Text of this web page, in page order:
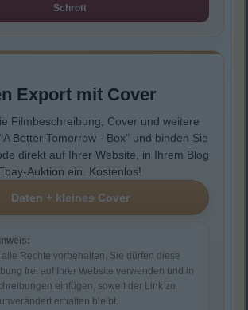
Schrott
Export mit Cover
Filmbeschreibung, Cover und weitere
Better Tomorrow - Box" und binden Sie
direkt auf Ihrer Website, in Ihrem Blog
Auktion ein. Kostenlos!
alle Rechte vorbehalten. Sie dürfen diese
frei auf Ihrer Website verwenden und in
einfügen, soweit der Link zu
erhalten bleibt.